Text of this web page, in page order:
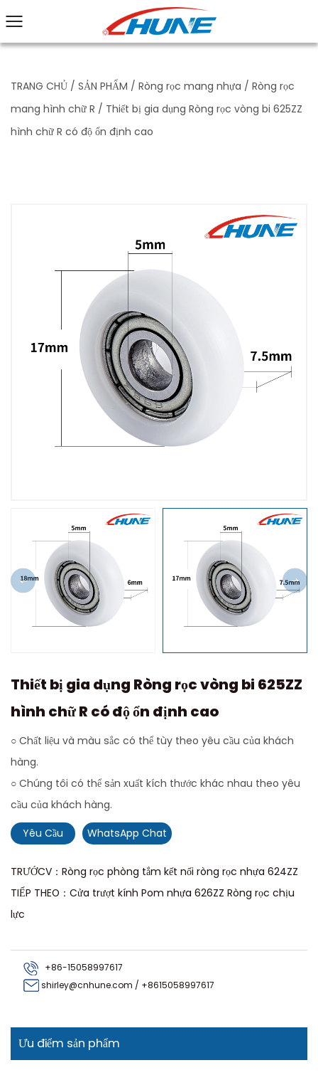
TRANG CHỦ / SẢN PHẨM / Ròng rọc mang nhựa / Ròng rọc
mang hình chữ R / Thiết bị gia dụng Ròng rọc vòng bi 625ZZ
hình chữ R có độ ổn định cao
Thiết bị gia dụng Ròng rọc vòng bi 625ZZ
hình chữ R có độ ổn định cao
○ Chất liệu và màu sắc có thể tùy theo yêu cầu của khách
hàng.
○ Chúng tôi có thể sản xuất kích thước khác nhau theo yêu
cầu của khách hàng.
Yêu Cầu
WhatsApp Chat
TRƯỚCV：Ròng rọc phòng tắm kết nối ròng rọc nhựa 624ZZ
TIẾP THEO：Cửa trượt kính Pom nhựa 626ZZ Ròng rọc chịu
lực
+86-15058997617
shirley@cnhune.com / +8615058997617
Ưu điểm sản phẩm